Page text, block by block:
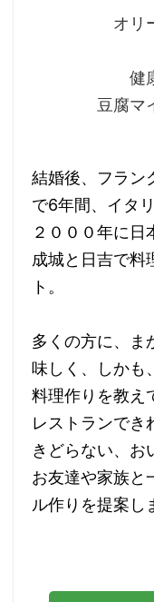
オリ
健
豆腐マ
結婚後、フラン
で6年間、イタ
２０００年に日
成城と日吉で料
ト。
多くの方に、ま
味しく、しかも
料理作りを教え
レストランでき
きどらない、お
お友達や家族と
ル作りを提案し